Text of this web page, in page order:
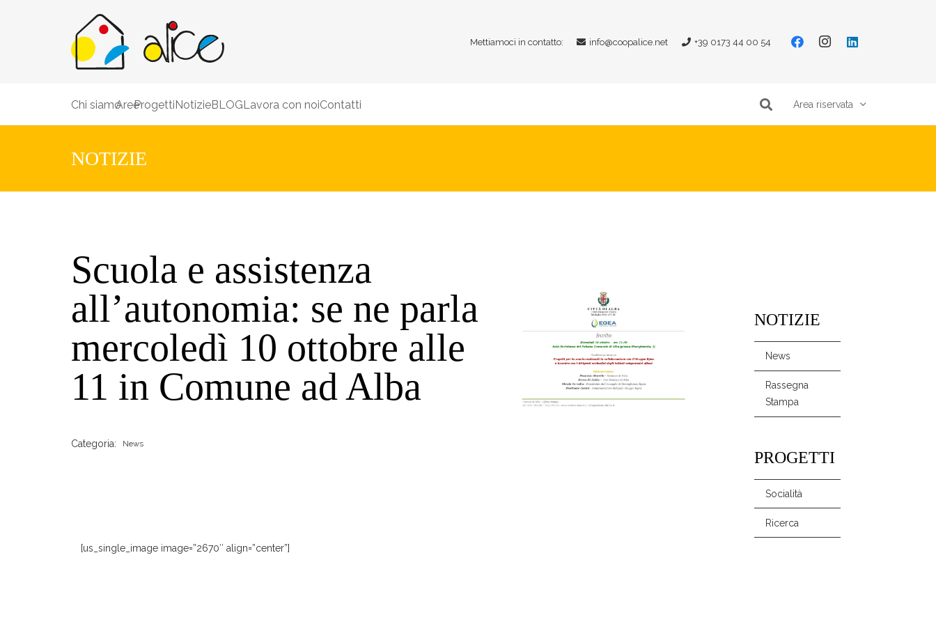
Mettiamoci in contatto: info@coopalice.net +39 0173 44 00 54
Chi siamoAreeProgettiNotizieBLOGLavora con noiContatti Area riservata
NOTIZIE
Scuola e assistenza
all’autonomia: se ne parla
mercoledì 10 ottobre alle
11 in Comune ad Alba
Categoria: News
[us_single_image image=”2670″ align=”center”]
NOTIZIE
News
Rassegna
Stampa
PROGETTI
Socialità
Ricerca